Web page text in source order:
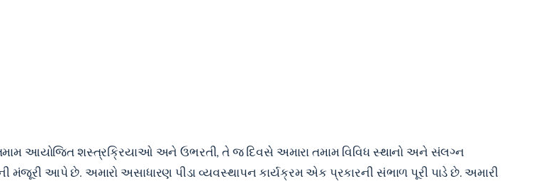
તમામ આયોજિત શસ્ત્રક્રિયાઓ અને ઉભરતી, તે જ દિવસે અમારા તમામ વિવિધ સ્થાનો અને સંલગ્ન
મંજૂરી આપે છે. અમારો અસાધારણ પીડા વ્યવસ્થાપન કાર્યક્રમ એક પ્રકારની સંભાળ પૂરી પાડે છે. અમારી